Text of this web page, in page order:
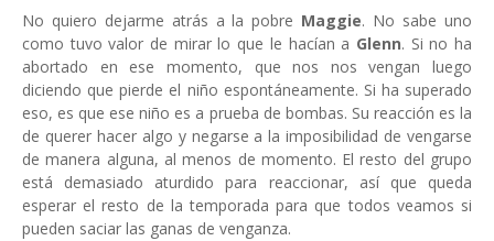
No quiero dejarme atrás a la pobre Maggie. No sabe uno
como tuvo valor de mirar lo que le hacían a Glenn. Si no ha
abortado en ese momento, que nos nos vengan luego
diciendo que pierde el niño espontáneamente. Si ha superado
eso, es que ese niño es a prueba de bombas. Su reacción es la
de querer hacer algo y negarse a la imposibilidad de vengarse
de manera alguna, al menos de momento. El resto del grupo
está demasiado aturdido para reaccionar, así que queda
esperar el resto de la temporada para que todos veamos si
pueden saciar las ganas de venganza.